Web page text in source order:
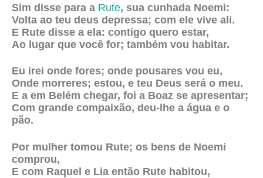
Sim disse para a Rute, sua cunhada Noemi:
Volta ao teu deus depressa; com ele vive ali.
E Rute disse a ela: contigo quero estar,
Ao lugar que você for; também vou habitar.
Eu irei onde fores; onde pousares vou eu,
Onde morreres; estou, e teu Deus será o meu.
E a em Belém chegar, foi a Boaz se apresentar;
Com grande compaixão, deu-lhe a água e o
pão.
Por mulher tomou Rute; os bens de Noemi
comprou,
E com Raquel e Lia então Rute habitou,